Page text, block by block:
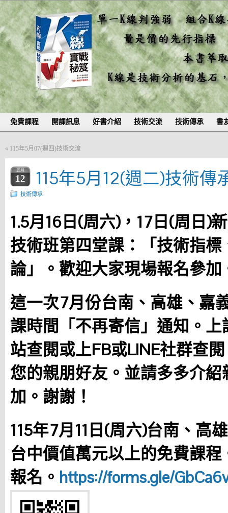
免費課程 開課訊息 好書介紹 技術交流 技術傳承 書
« 115年5月07(週四)技術交流
五月
12 115年5月12(週二)技術傳
技術傳承
1.5月16日(周六)，17日(周日)
技術班第四堂課：「技術指
論」。歡迎大家現場報名參加
這一次7月份台南、高雄、嘉
課時間「不再寄信」通知。
站查閱或上FB或LINE社群查
您的親朋好友。並請多多介
加。謝謝！
115年7月11日(周六)台南、高
台中價值萬元以上的免費課程
報名。 https://forms.gle/